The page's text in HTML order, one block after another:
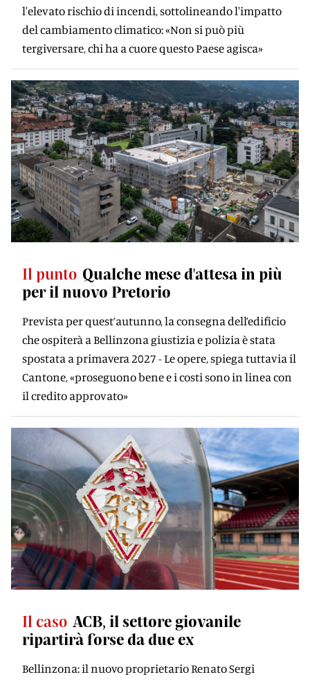
l'elevato rischio di incendi, sottolineando l'impatto
del cambiamento climatico: «Non si può più
tergiversare, chi ha a cuore questo Paese agisca»
Il punto Qualche mese d'attesa in più
per il nuovo Pretorio
Prevista per quest’autunno, la consegna dell’edificio
che ospiterà a Bellinzona giustizia e polizia è stata
spostata a primavera 2027 - Le opere, spiega tuttavia il
Cantone, «proseguono bene e i costi sono in linea con
il credito approvato»
Il caso ACB, il settore giovanile
ripartirà forse da due ex
Bellinzona: il nuovo proprietario Renato Sergi